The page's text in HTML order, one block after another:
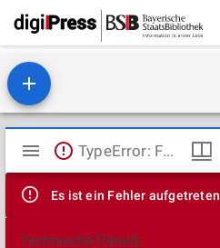
Mirador
Viewer
TypeError: Failed to fetch
Es ist ein Fehler aufgetreten
Technische Details